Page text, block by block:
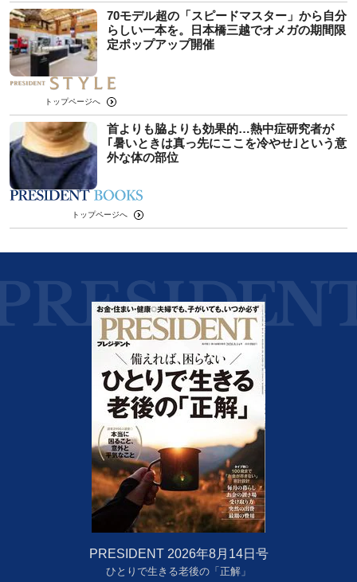
70モデル超の「スピードマスター」から自分
らしい一本を。日本橋三越でオメガの期間限
定ポップアップ開催
トップページへ
首よりも脇よりも効果的…熱中症研究者が
｢暑いときは真っ先にここを冷やせ｣という意
外な体の部位
トップページへ
PRESIDENT 2026年8月14日号
ひとりで生きる老後の「正解」